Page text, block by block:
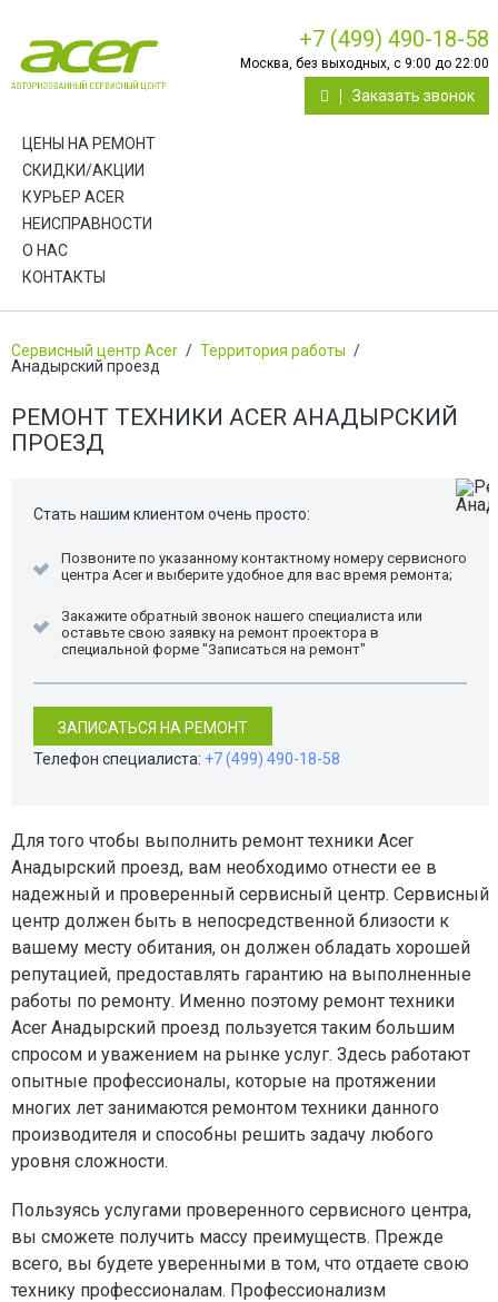
+7 (499) 490-18-58
Москва, без выходных, с 9:00 до 22:00
Заказать звонок
ЦЕНЫ НА РЕМОНТ
СКИДКИ/АКЦИИ
КУРЬЕР ACER
НЕИСПРАВНОСТИ
О НАС
КОНТАКТЫ
Сервисный центр Acer / Территория работы /
Анадырский проезд
РЕМОНТ ТЕХНИКИ ACER АНАДЫРСКИЙ
ПРОЕЗД
Стать нашим клиентом очень просто:
Позвоните по указанному контактному номеру сервисного
центра Acer и выберите удобное для вас время ремонта;
Закажите обратный звонок нашего специалиста или
оставьте свою заявку на ремонт проектора в
специальной форме "Записаться на ремонт"
ЗАПИСАТЬСЯ НА РЕМОНТ
Телефон специалиста: +7 (499) 490-18-58
Для того чтобы выполнить ремонт техники Acer
Анадырский проезд, вам необходимо отнести ее в
надежный и проверенный сервисный центр. Сервисный
центр должен быть в непосредственной близости к
вашему месту обитания, он должен обладать хорошей
репутацией, предоставлять гарантию на выполненные
работы по ремонту. Именно поэтому ремонт техники
Acer Анадырский проезд пользуется таким большим
спросом и уважением на рынке услуг. Здесь работают
опытные профессионалы, которые на протяжении
многих лет занимаются ремонтом техники данного
производителя и способны решить задачу любого
уровня сложности.
Пользуясь услугами проверенного сервисного центра,
вы сможете получить массу преимуществ. Прежде
всего, вы будете уверенными в том, что отдаете свою
технику профессионалам. Профессионализм